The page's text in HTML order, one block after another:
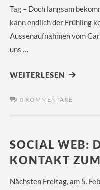
Tag – Doch langsam
kann endlich der Frühling
Aussenaufnahmen vom
uns …
WEITERLESEN
0 KOMMENTARE
SOCIAL WEB:
KONTAKT ZUM
Nächsten Freitag, am 5.